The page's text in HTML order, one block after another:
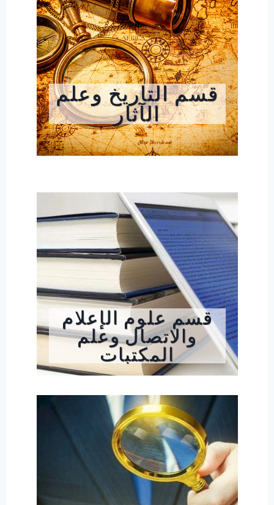
قسم التاريخ وعلم
الآثار
قسم علوم الإعلام
والاتصال وعلم
المكتبات